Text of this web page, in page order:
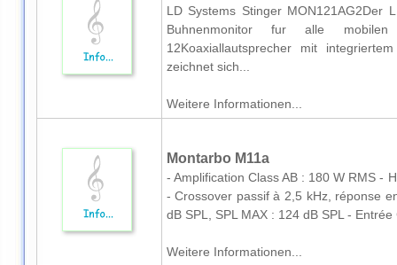
LD Systems Stinger MON121AG2Der
Buhnenmonitor fur alle mobilen
12Koaxiallautsprecher mit
zeichnet sich...
Weitere Informationen...
Montarbo M11a
- Amplification Class AB : 180 W RMS -
- Crossover passif à 2,5 kHz, réponse
dB SPL, SPL MAX : 124 dB SPL -
Weitere Informationen...